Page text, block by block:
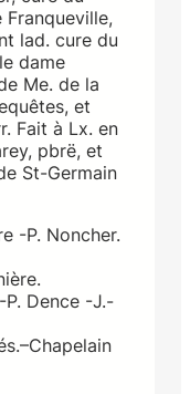
lad. cure du
dame
Me. de la
et
Fait à Lx. en
pbrë, et
St-Germain
-P. Noncher.
Dence -J.-